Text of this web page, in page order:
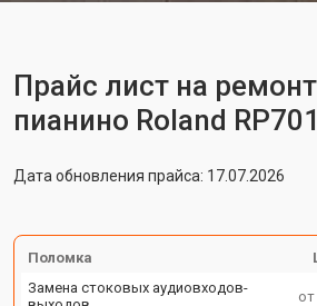
Прайс лист на
пианино Roland RP701
Дата обновления прайса: 17.07.2026
Поломка
Замена стоковых аудиовходов-